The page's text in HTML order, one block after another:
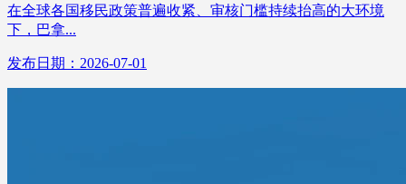
在全球各国移民政策普遍收紧、审核门槛持续抬高的大环境
下，巴拿...
发布日期：2026-07-01